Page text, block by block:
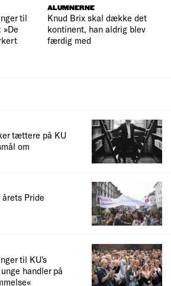
til
»De
ALUMNERNE
Knud Brix skal dække det
kontinent, han aldrig blev
færdig med
tættere på KU
om
Pride
til KU's
handler på